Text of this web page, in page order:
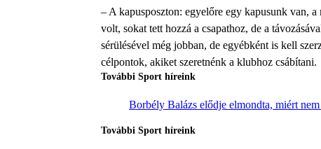
– A kapusposzton: egyelőre egy kapusunk van,
volt, sokat tett hozzá a csapathoz, de a
sérülésével még jobban, de egyébként is kell
célpontok, akiket szeretnénk a klubhoz csábítani.
További Sport híreink
Borbély Balázs elődje elmondta, miért
További Sport híreink